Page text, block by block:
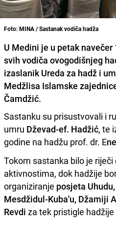
Foto: MINA / Sastanak vodiča hadža
U Medini je u petak
svih vodiča ovogodišnjeg
izaslanik Ureda za hadž i
Medžlisa Islamske
Čamdžić.
Sastanku su prisustvovali i
umru Dževad-ef. Hadžić, te
godine na hadžu prof. dr. E
Tokom sastanka bilo je riječi
aktivnostima, dok hadžije
organiziranje posjeta
Mesdžidul-Kuba'u, Džamiji
Revdi za tek pristigle